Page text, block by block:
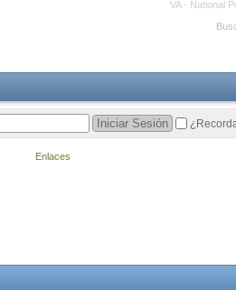
VA - National
Enlaces